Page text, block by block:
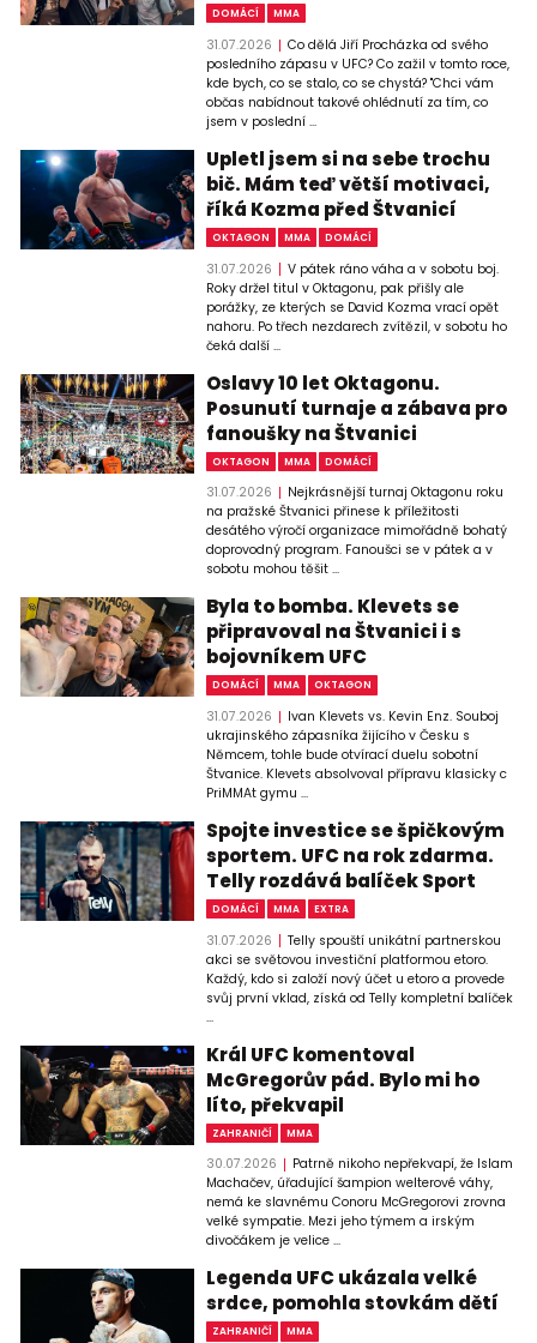
DOMÁCÍ MMA
31.07.2026
Co dělá Jiří Procházka od svého
posledního zápasu v UFC? Co zažil v tomto roce,
kde bych, co se stalo, co se chystá? "Chci vám
občas nabídnout takové ohlédnutí za tím, co
jsem v poslední ...
Upletl jsem si na sebe trochu
bič. Mám teď větší motivaci,
říká Kozma před Štvanicí
OKTAGON MMA DOMÁCÍ
31.07.2026
V pátek ráno váha a v sobotu boj.
Roky držel titul v Oktagonu, pak přišly ale
porážky, ze kterých se David Kozma vrací opět
nahoru. Po třech nezdarech zvítězil, v sobotu ho
čeká další ...
Oslavy 10 let Oktagonu.
Posunutí turnaje a zábava pro
fanoušky na Štvanici
OKTAGON MMA DOMÁCÍ
31.07.2026
Nejkrásnější turnaj Oktagonu roku
na pražské Štvanici přinese k příležitosti
desátého výročí organizace mimořádně bohatý
doprovodný program. Fanoušci se v pátek a v
sobotu mohou těšit ...
Byla to bomba. Klevets se
připravoval na Štvanici i s
bojovníkem UFC
DOMÁCÍ MMA OKTAGON
31.07.2026
Ivan Klevets vs. Kevin Enz. Souboj
ukrajinského zápasníka žijícího v Česku s
Němcem, tohle bude otvírací duelu sobotní
Štvanice. Klevets absolvoval přípravu klasicky c
PriMMAt gymu ...
Spojte investice se špičkovým
sportem. UFC na rok zdarma.
Telly rozdává balíček Sport
DOMÁCÍ MMA EXTRA
31.07.2026
Telly spouští unikátní partnerskou
akci se světovou investiční platformou etoro.
Každý, kdo si založí nový účet u etoro a provede
svůj první vklad, získá od Telly kompletní balíček
...
Král UFC komentoval
McGregorův pád. Bylo mi ho
líto, překvapil
ZAHRANIČÍ MMA
30.07.2026
Patrně nikoho nepřekvapí, že Islam
Machačev, úřadující šampion welterové váhy,
nemá ke slavnému Conoru McGregorovi zrovna
velké sympatie. Mezi jeho týmem a irským
divočákem je velice ...
Legenda UFC ukázala velké
srdce, pomohla stovkám dětí
ZAHRANIČÍ MMA